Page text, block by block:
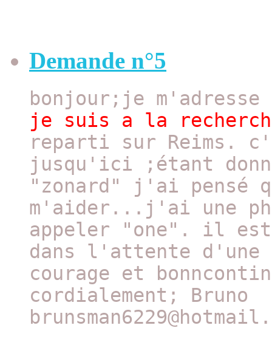
Demande n°5
bonjour;je
je suis a la
reparti sur Reims.
jusqu'ici ;étant
"zonard" j'ai pensé
m'aider...j'ai une
appeler "one". il est
dans l'attente d'une
courage et
cordialement; Bruno